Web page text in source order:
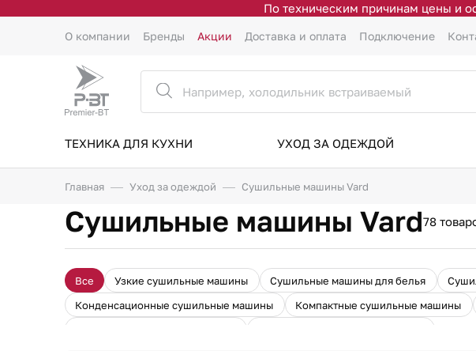
По техническим причинам цены и
О компании Бренды Акции Доставка и оплата Подключение
ТЕХНИКА ДЛЯ КУХНИ УХОД ЗА ОДЕЖДОЙ
Главная Уход за одеждой Сушильные машины Vard
Сушильные машины Vard78
Все Узкие сушильные машины Сушильные машины для белья
Конденсационные сушильные машины
Компактные сушильные машины